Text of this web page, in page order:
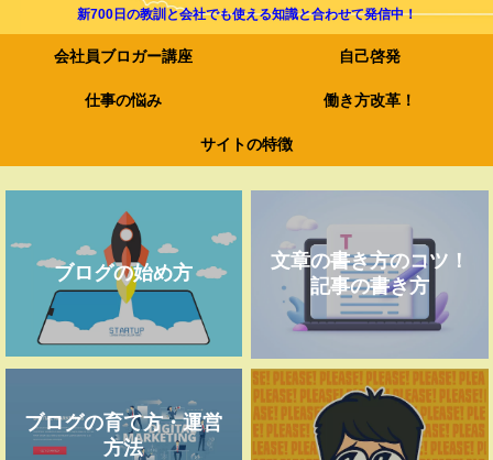
新700日の教訓と会社でも使える知識と合わせて発信中！
会社員ブロガー講座 自己啓発
仕事の悩み 働き方改革！
サイトの特徴
ブログの始め方
文章の書き方のコツ！
記事の書き方
ブログの育て方・運営
方法